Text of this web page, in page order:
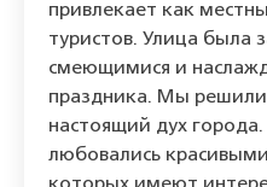
привлекает как
туристов. Улица была
смеющимися и
праздника. Мы
настоящий дух
любовались